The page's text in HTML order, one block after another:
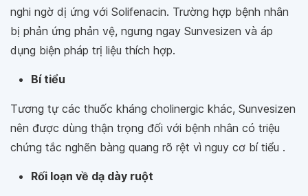
nghi ngờ dị ứng với Solifenacin. Trường hợp bệnh nhân
bị phản ứng phản vệ, ngưng ngay Sunvesizen và áp
dụng biện pháp trị liệu thích hợp.
Bí tiểu
Tương tự các thuốc kháng cholinergic khác, Sunvesizen
nên được dùng thận trọng đối với bệnh nhân có triệu
chứng tắc nghẽn bàng quang rõ rệt vì nguy cơ bí tiểu .
Rối loạn về dạ dày ruột